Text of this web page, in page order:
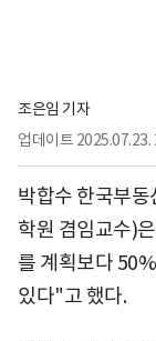
조은임 기자
업데이트 2025.07.23.
박합수 한국부
학원 겸임교수)
를 계획보다
있다"고 했다.